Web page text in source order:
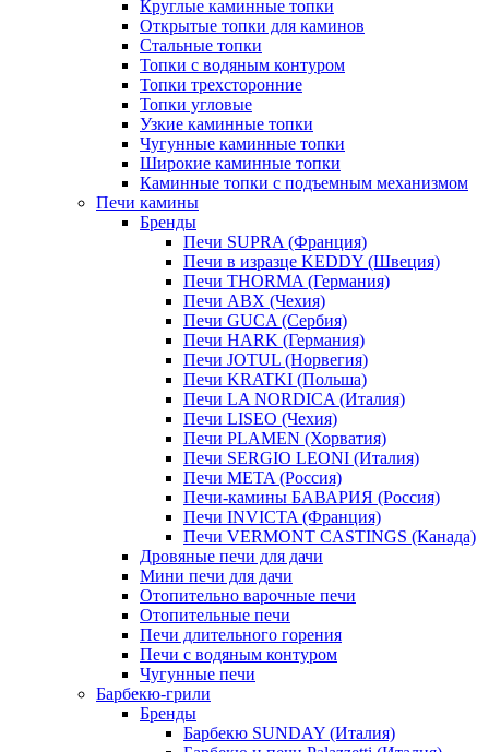
Круглые каминные топки
Открытые топки для каминов
Стальные топки
Топки с водяным контуром
Топки трехсторонние
Топки угловые
Узкие каминные топки
Чугунные каминные топки
Широкие каминные топки
Каминные топки с подъемным механизмом
Печи камины
Бренды
Печи SUPRA (Франция)
Печи в изразце KEDDY (Швеция)
Печи THORMA (Германия)
Печи ABX (Чехия)
Печи GUCA (Сербия)
Печи HARK (Германия)
Печи JOTUL (Норвегия)
Печи KRATKI (Польша)
Печи LA NORDICA (Италия)
Печи LISEO (Чехия)
Печи PLAMEN (Хорватия)
Печи SERGIO LEONI (Италия)
Печи META (Россия)
Печи-камины БАВАРИЯ (Россия)
Печи INVICTA (Франция)
Печи VERMONT CASTINGS (Канада)
Дровяные печи для дачи
Мини печи для дачи
Отопительно варочные печи
Отопительные печи
Печи длительного горения
Печи с водяным контуром
Чугунные печи
Барбекю-грили
Бренды
Барбекю SUNDAY (Италия)